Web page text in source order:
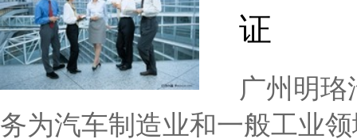
证
广州明
务为汽车制造业和一般工业